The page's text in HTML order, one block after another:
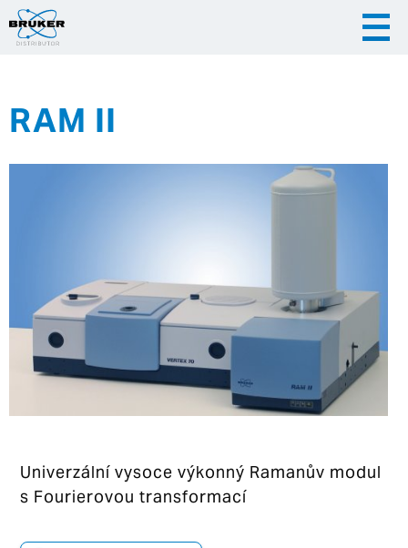
RAM II
Univerzální vysoce výkonný Ramanův modul
s Fourierovou transformací